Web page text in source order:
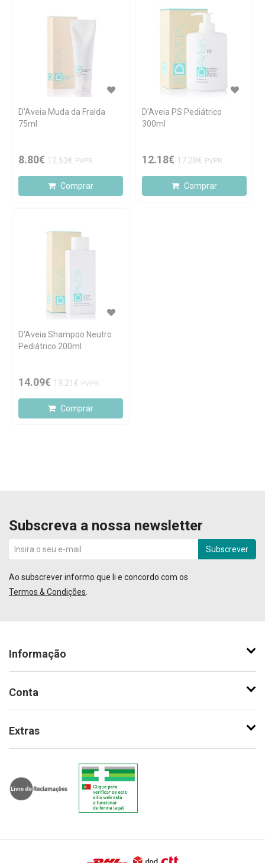
D'Aveia Muda da Fralda
75ml
8.80€ 12.53€ PVPR
Comprar
D'Aveia PS Pediátrico
300ml
12.18€ 17.28€ PVPR
Comprar
D'Aveia Shampoo Neutro
Pediátrico 200ml
14.09€ 19.21€ PVPR
Comprar
Subscreva a nossa newsletter
Subscrever
Ao subscrever informo que li e concordo com os
Termos & Condições
Informação
Conta
Extras